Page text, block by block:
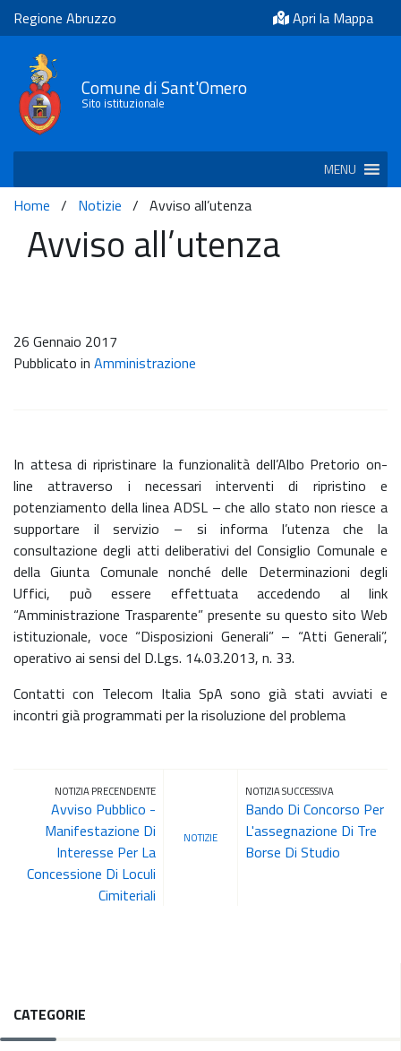
Regione Abruzzo Apri la Mappa
Comune di Sant'Omero
Sito istituzionale
MENU
Home / Notizie / Avviso all’utenza
Avviso all’utenza
26 Gennaio 2017
Pubblicato in Amministrazione
In attesa di ripristinare la funzionalità dell’Albo Pretorio on-
line attraverso i necessari interventi di ripristino e
potenziamento della linea ADSL – che allo stato non riesce a
supportare il servizio – si informa l’utenza che la
consultazione degli atti deliberativi del Consiglio Comunale e
della Giunta Comunale nonché delle Determinazioni degli
Uffici, può essere effettuata accedendo al link
“Amministrazione Trasparente” presente su questo sito Web
istituzionale, voce “Disposizioni Generali” – “Atti Generali”,
operativo ai sensi del D.Lgs. 14.03.2013, n. 33.
Contatti con Telecom Italia SpA sono già stati avviati e
incontri già programmati per la risoluzione del problema
NOTIZIA PRECENDENTE
Avviso Pubblico -
Manifestazione Di
Interesse Per La
Concessione Di Loculi
Cimiteriali
NOTIZIE
NOTIZIA SUCCESSIVA
Bando Di Concorso Per
L'assegnazione Di Tre
Borse Di Studio
CATEGORIE